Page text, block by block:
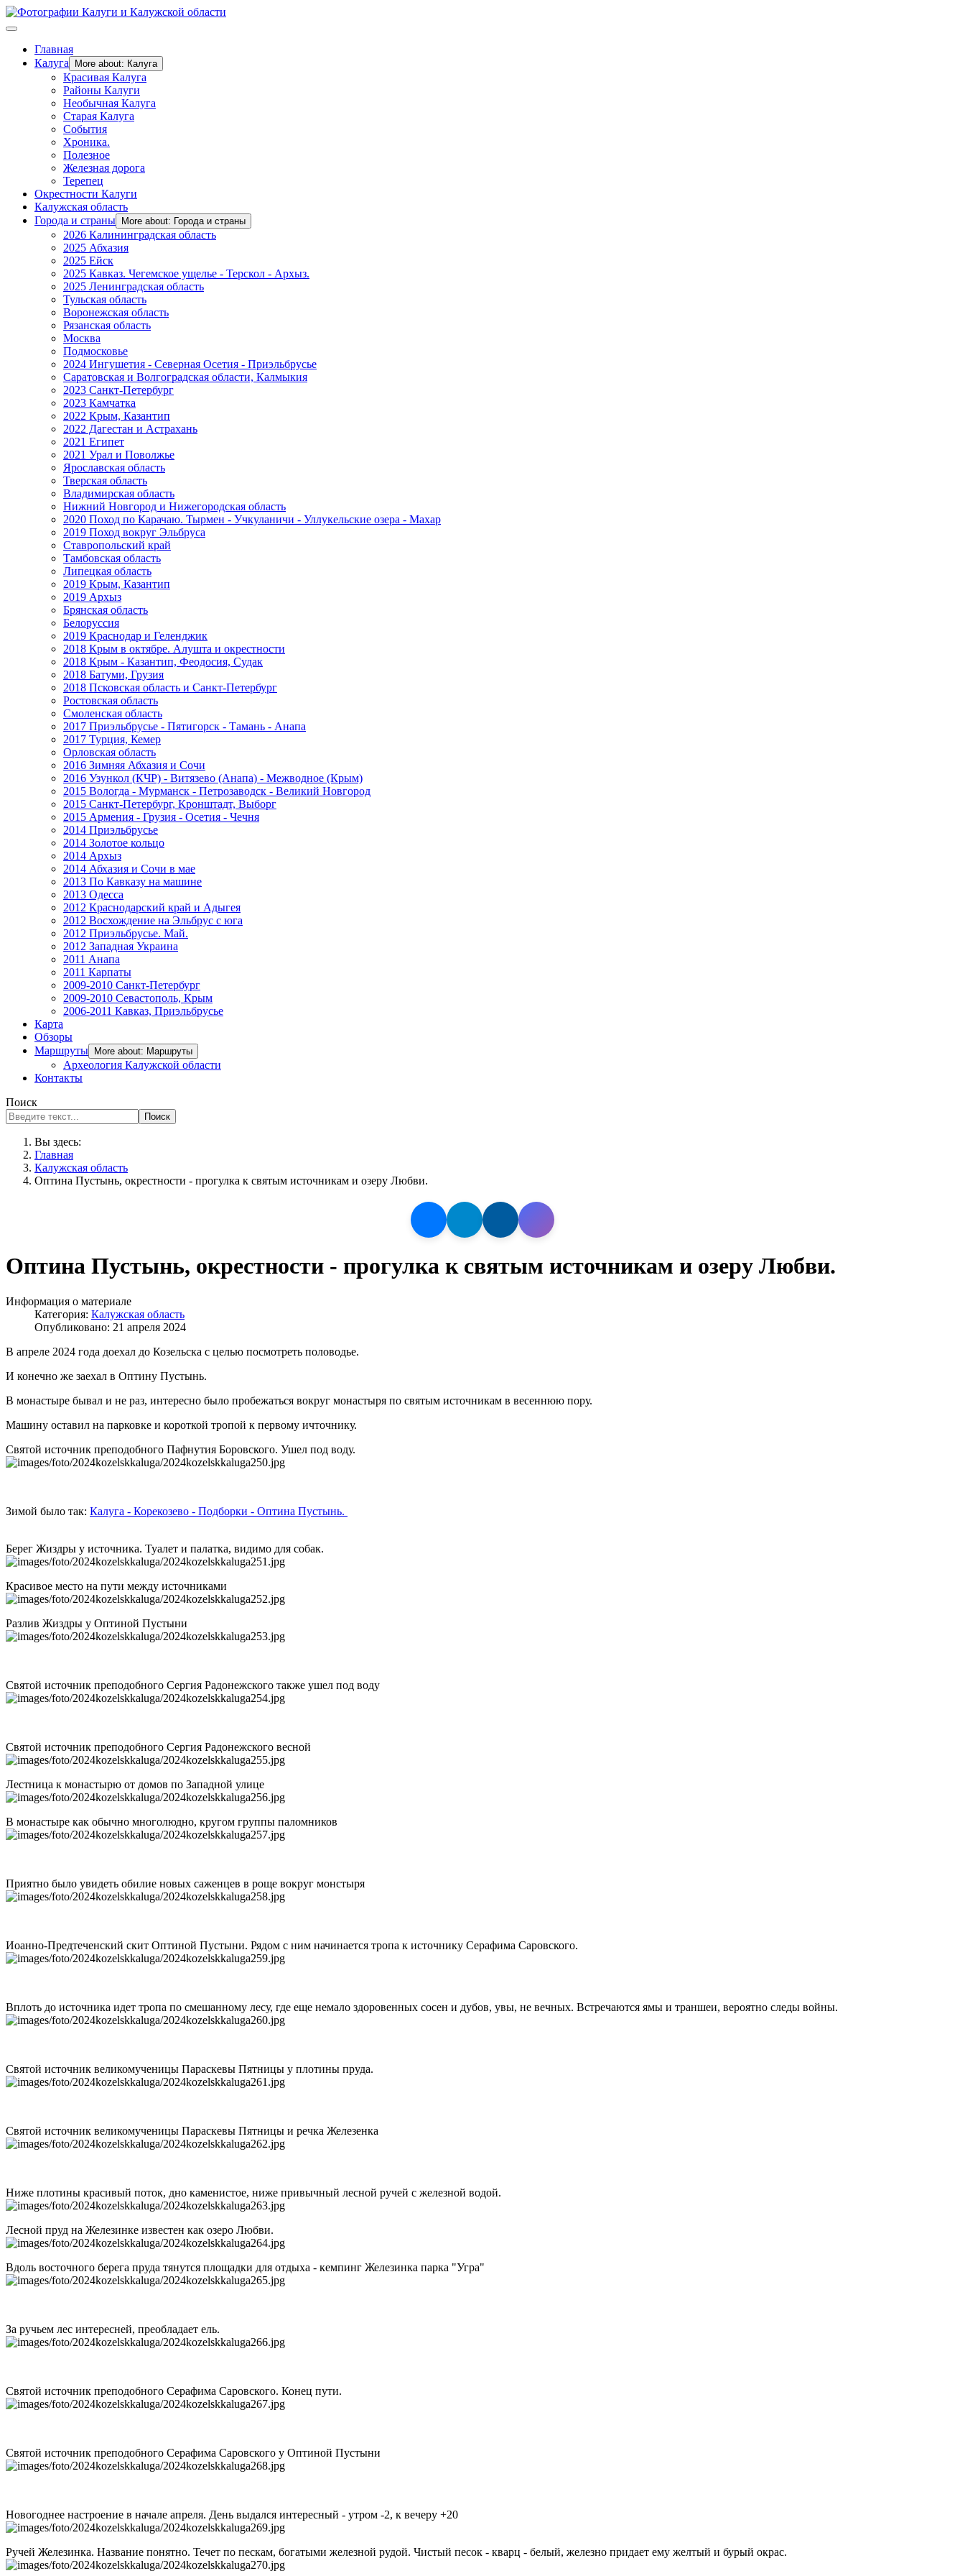
Главная
Калуга
More about: Калуга
Красивая Калуга
Районы Калуги
Необычная Калуга
Старая Калуга
События
Хроника.
Полезное
Железная дорога
Терепец
Окрестности Калуги
Калужская область
Города и страны
More about: Города и страны
2026 Калининградская область
2025 Абхазия
2025 Ейск
2025 Кавказ. Чегемское ущелье - Терскол - Архыз.
2025 Ленинградская область
Тульская область
Воронежская область
Рязанская область
Москва
Подмосковье
2024 Ингушетия - Северная Осетия - Приэльбрусье
Саратовская и Волгоградская области, Калмыкия
2023 Санкт-Петербург
2023 Камчатка
2022 Крым, Казантип
2022 Дагестан и Астрахань
2021 Египет
2021 Урал и Поволжье
Ярославская область
Тверская область
Владимирская область
Нижний Новгород и Нижегородская область
2020 Поход по Карачаю. Тырмен - Учкуланичи - Уллукельские озера - Махар
2019 Поход вокруг Эльбруса
Ставропольский край
Тамбовская область
Липецкая область
2019 Крым, Казантип
2019 Архыз
Брянская область
Белоруссия
2019 Краснодар и Геленджик
2018 Крым в октябре. Алушта и окрестности
2018 Крым - Казантип, Феодосия, Судак
2018 Батуми, Грузия
2018 Псковская область и Санкт-Петербург
Ростовская область
Смоленская область
2017 Приэльбрусье - Пятигорск - Тамань - Анапа
2017 Турция, Кемер
Орловская область
2016 Зимняя Абхазия и Сочи
2016 Узункол (КЧР) - Витязево (Анапа) - Межводное (Крым)
2015 Вологда - Мурманск - Петрозаводск - Великий Новгород
2015 Санкт-Петербург, Кронштадт, Выборг
2015 Армения - Грузия - Осетия - Чечня
2014 Приэльбрусье
2014 Золотое кольцо
2014 Архыз
2014 Абхазия и Сочи в мае
2013 По Кавказу на машине
2013 Одесса
2012 Краснодарский край и Адыгея
2012 Восхождение на Эльбрус с юга
2012 Приэльбрусье. Май.
2012 Западная Украина
2011 Анапа
2011 Карпаты
2009-2010 Санкт-Петербург
2009-2010 Севастополь, Крым
2006-2011 Кавказ, Приэльбрусье
Карта
Обзоры
Маршруты
More about: Маршруты
Археология Калужской области
Контакты
Поиск
Поиск
Вы здесь:
Главная
Калужская область
Оптина Пустынь, окрестности - прогулка к святым источникам и озеру Любви.
Оптина Пустынь, окрестности - прогулка к святым источникам и озеру Любви.
Информация о материале
Категория: Калужская область
Опубликовано: 21 апреля 2024
В апреле 2024 года доехал до Козельска с целью посмотреть половодье.
И конечно же заехал в Оптину Пустынь.
В монастыре бывал и не раз, интересно было пробежаться вокруг монастыря по святым источникам в весеннюю пору.
Машину оставил на парковке и короткой тропой к первому ичточнику.
Святой источник преподобного Пафнутия Боровского. Ушел под воду.
Зимой было так: Калуга - Корекозево - Подборки - Оптина Пустынь.
Берег Жиздры у источника. Туалет и палатка, видимо для собак.
Красивое место на пути между источниками
Разлив Жиздры у Оптиной Пустыни
Святой источник преподобного Сергия Радонежского также ушел под воду
Святой источник преподобного Сергия Радонежского весной
Лестница к монастырю от домов по Западной улице
В монастыре как обычно многолюдно, кругом группы паломников
Приятно было увидеть обилие новых саженцев в роще вокруг монстыря
Иоанно-Предтеченский скит Оптиной Пустыни. Рядом с ним начинается тропа к источнику Серафима Саровского.
Вплоть до источника идет тропа по смешанному лесу, где еще немало здоровенных сосен и дубов, увы, не вечных. Встречаются ямы и траншеи, вероятно следы войны.
Святой источник великомученицы Параскевы Пятницы у плотины пруда.
Святой источник великомученицы Параскевы Пятницы и речка Железенка
Ниже плотины красивый поток, дно каменистое, ниже привычный лесной ручей с железной водой.
Лесной пруд на Железинке известен как озеро Любви.
Вдоль восточного берега пруда тянутся площадки для отдыха - кемпинг Железинка парка "Угра"
За ручьем лес интересней, преобладает ель.
Святой источник преподобного Серафима Саровского. Конец пути.
Святой источник преподобного Серафима Саровского у Оптиной Пустыни
Новогоднее настроение в начале апреля. День выдался интересный - утром -2, к вечеру +20
Ручей Железинка. Название понятно. Течет по пескам, богатыми железной рудой. Чистый песок - кварц - белый, железно придает ему желтый и бурый окрас.